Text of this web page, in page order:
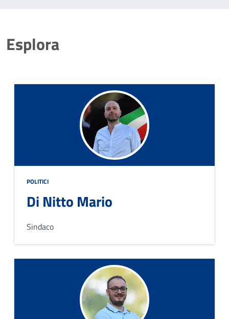
Esplora
POLITICI
Di Nitto Mario
Sindaco